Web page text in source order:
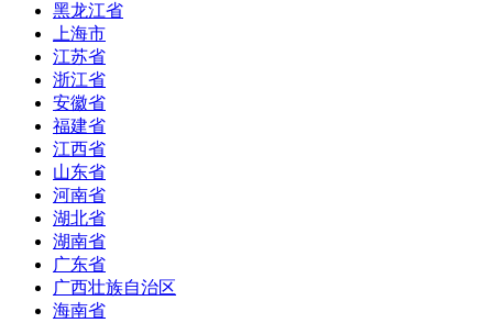
黑龙江省
上海市
江苏省
浙江省
安徽省
福建省
江西省
山东省
河南省
湖北省
湖南省
广东省
广西壮族自治区
海南省